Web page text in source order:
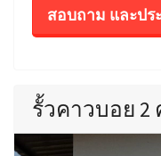
สอบถาม และปร
รั้วคาวบอย 2